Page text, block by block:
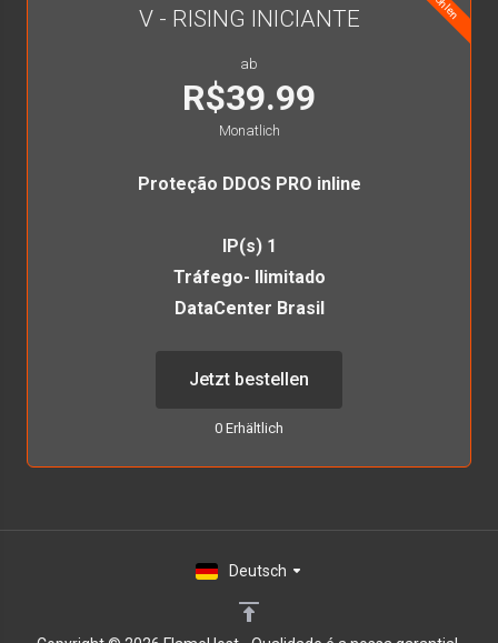
V - RISING INICIANTE
ab
R$39.99
Monatlich
Proteção DDOS PRO inline
IP(s) 1
Tráfego- Ilimitado
DataCenter Brasil
Jetzt bestellen
0 Erhältlich
Deutsch